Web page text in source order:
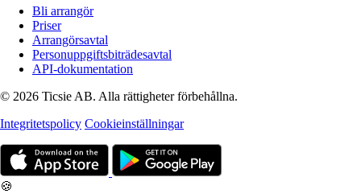
Bli arrangör
Priser
Arrangörsavtal
Personuppgiftsbiträdesavtal
API-dokumentation
© 2026 Ticsie AB. Alla rättigheter förbehållna.
Integritetspolicy Cookieinställningar
🍪